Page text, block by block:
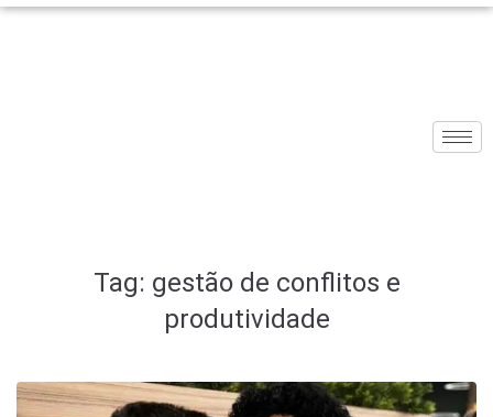
Tag: gestão de conflitos e
produtividade